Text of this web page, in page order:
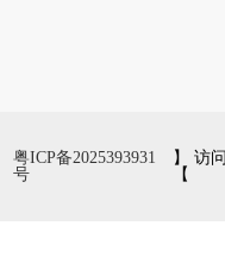
粤ICP备2025393931
号
】 访
【